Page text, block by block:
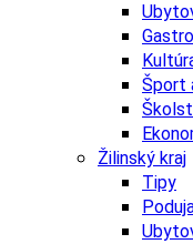
Gastro
Šport
Žilinský kraj
Tipy